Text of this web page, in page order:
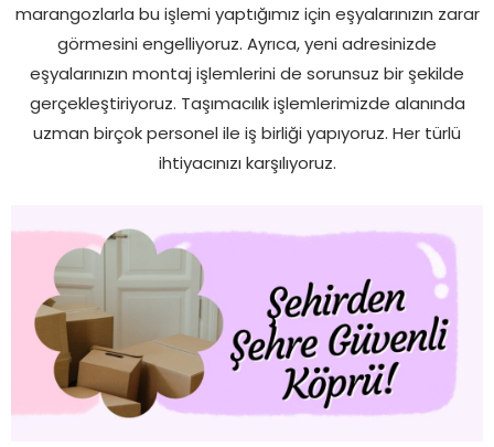
marangozlarla bu işlemi yaptığımız için eşyalarınızın zarar
görmesini engelliyoruz. Ayrıca, yeni adresinizde
eşyalarınızın montaj işlemlerini de sorunsuz bir şekilde
gerçekleştiriyoruz. Taşımacılık işlemlerimizde alanında
uzman birçok personel ile iş birliği yapıyoruz. Her türlü
ihtiyacınızı karşılıyoruz.